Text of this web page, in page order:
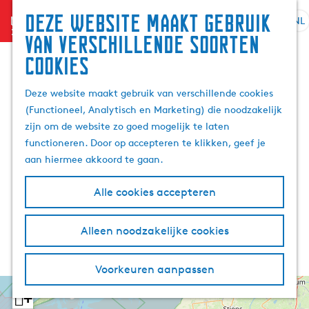
Deze website maakt gebruik
van verschillende soorten
cookies
Deze website maakt gebruik van verschillende cookies
(Functioneel, Analytisch en Marketing) die noodzakelijk
zijn om de website zo goed mogelijk te laten
functioneren. Door op accepteren te klikken, geef je
aan hiermee akkoord te gaan.
Alle cookies accepteren
Alleen noodzakelijke cookies
Voorkeuren aanpassen
menu
G
a
n
a
a
r
d
e
h
o
e
a
S
i
d
NL
+